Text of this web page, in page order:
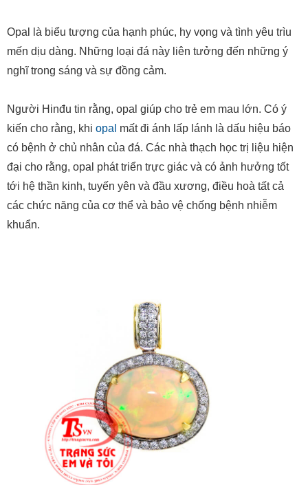
Opal là biểu tượng của hạnh phúc, hy vọng và tình yêu trìu
mến dịu dàng. Những loại đá này liên tưởng đến những ý
nghĩ trong sáng và sự đồng cảm.
Người Hinđu tin rằng, opal giúp cho trẻ em mau lớn. Có ý
kiến cho rằng, khi opal mất đi ánh lấp lánh là dấu hiệu báo
có bệnh ở chủ nhân của đá. Các nhà thạch học trị liệu hiện
đại cho rằng, opal phát triển trực giác và có ảnh hưởng tốt
tới hệ thần kinh, tuyến yên và đầu xương, điều hoà tất cả
các chức năng của cơ thể và bảo vệ chống bệnh nhiễm
khuẩn.